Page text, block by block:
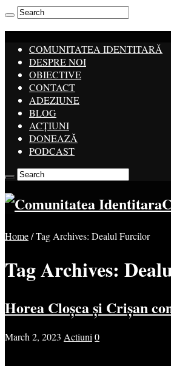
COMUNITATEA IDENTITARĂ
DESPRE NOI
OBIECTIVE
CONTACT
ADEZIUNE
BLOG
ACȚIUNI
DONEAZĂ
PODCAST
Home/Tag Archives: Dealul Furcilor
Tag Archives:
Horea Cloșca și Crișan
March 2, 2023 Actiuni 0